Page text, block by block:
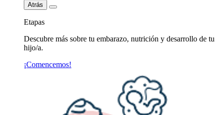
Atrás
Etapas
Descubre más sobre tu embarazo, nutrición y desarrollo de tu
hijo/a.
¡Comencemos!